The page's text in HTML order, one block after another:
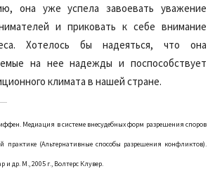
она уже успела завоевать уважение
и приковать к себе внимание
Хотелось бы надеяться, что она
на нее надежды и поспособствует
климата в нашей стране.
Медиация в системе внесудебных форм разрешения споров
(Альтернативные способы разрешения конфликтов).
и др. М., 2005 г., Волтерс Клувер.